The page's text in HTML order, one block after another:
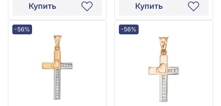
Купить Купить
-56% -56%